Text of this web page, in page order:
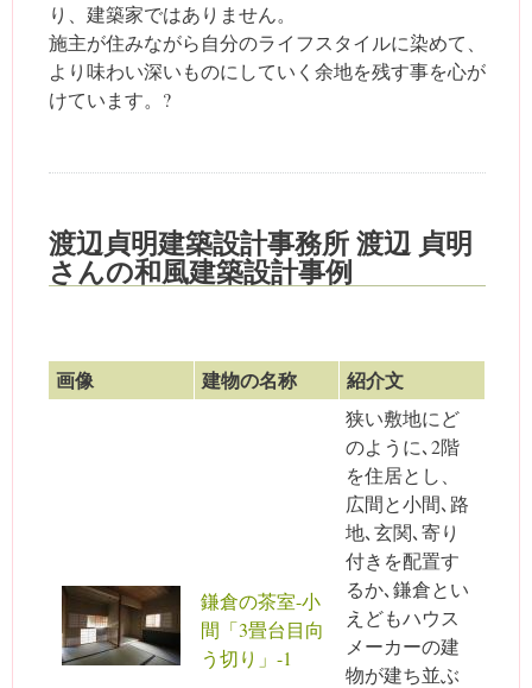
り、建築家ではありません。
施主が住みながら自分のライフスタイルに染めて、
より味わい深いものにしていく余地を残す事を心が
けています。?
渡辺貞明建築設計事務所 渡辺 貞明
さんの和風建築設計事例
画像 建物の名称 紹介文
鎌倉の茶室-小
間「3畳台目向
う切り」-1
狭い敷地にど
のように､2階
を住居とし、
広間と小間､路
地､玄関､寄り
付きを配置す
るか､鎌倉とい
えどもハウス
メーカーの建
物が建ち並ぶ